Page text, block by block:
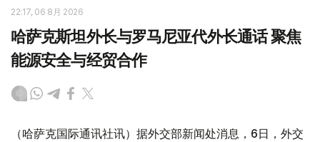
22:17, 06 8月 2026
哈萨克斯坦外长与罗马尼亚代外长通话 聚焦
能源安全与经贸合作
（哈萨克国际通讯社讯）据外交部新闻处消息，6日，外交